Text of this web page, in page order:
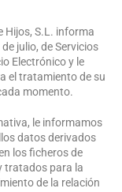
Hijos, S.L. informa
julio, de Servicios
Electrónico y le
el tratamiento de su
momento.
le informamos
datos derivados
los ficheros de
tratados para la
de la relación